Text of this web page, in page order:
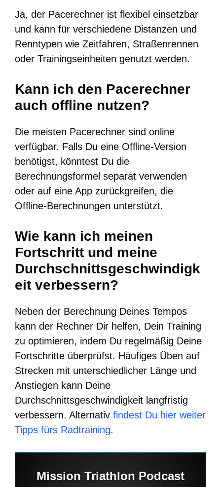
Ja, der Pacerechner ist flexibel einsetzbar
und kann für verschiedene Distanzen und
Renntypen wie Zeitfahren, Straßenrennen
oder Trainingseinheiten genutzt werden.
Kann ich den Pacerechner
auch offline nutzen?
Die meisten Pacerechner sind online
verfügbar. Falls Du eine Offline-Version
benötigst, könntest Du die
Berechnungsformel separat verwenden
oder auf eine App zurückgreifen, die
Offline-Berechnungen unterstützt.
Wie kann ich meinen
Fortschritt und meine
Durchschnittsgeschwindigk
eit verbessern?
Neben der Berechnung Deines Tempos
kann der Rechner Dir helfen, Dein Training
zu optimieren, indem Du regelmäßig Deine
Fortschritte überprüfst. Häufiges Üben auf
Strecken mit unterschiedlicher Länge und
Anstiegen kann Deine
Durchschnittsgeschwindigkeit langfristig
verbessern. Alternativ findest Du hier weiter
Tipps fürs Radtraining.
Mission Triathlon Podcast